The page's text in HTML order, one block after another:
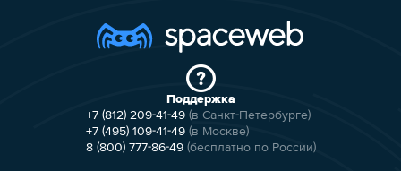
Поддержка
+7 (812) 209-41-49 (в Санкт-Петербурге)
+7 (495) 109-41-49 (в Москве)
8 (800) 777-86-49 (бесплатно по России)